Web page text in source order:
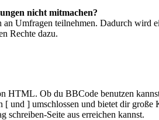
nicht mitmachen?
Umfragen teilnehmen. Dadurch wird
Rechte dazu.
HTML. Ob du BBCode benutzen
[ und ] umschlossen und bietet dir
schreiben-Seite aus erreichen kannst.